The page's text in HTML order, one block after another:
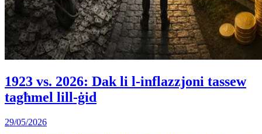
1923 vs. 2026: Dak li l-inflazzjoni tassew
tagħmel lill-ġid
29/05/2026